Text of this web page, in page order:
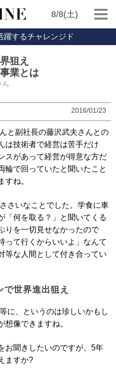
8/8(土)
躍するチャレンジド
狙え
業とは
ん
2016/01/23
と副社長の藤沢武夫さんとの
は技術者で経営は苦手だけ
スがあって経営が得意な方だ
輪で回っていたと聞いたこと
すね。
さいなことでした。学食に車
「何を取る？」と聞いてくる
りを一切見せなかったので
って行くからいいよ」なんて
等な人間として付き合ってい
世界進出狙え
に、というのは珍しいかもし
想像できますね。
お聞きしたいのですが、5年
ますか?